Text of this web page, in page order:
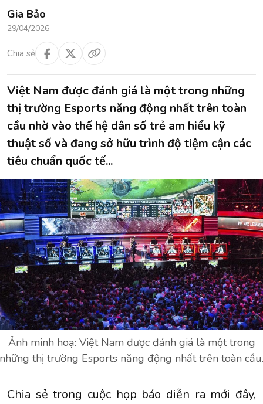
Gia Bảo
29/04/2026
Chia sẻ
Việt Nam được đánh giá là một trong những
thị trường Esports năng động nhất trên toàn
cầu nhờ vào thế hệ dân số trẻ am hiểu kỹ
thuật số và đang sở hữu trình độ tiệm cận các
tiêu chuẩn quốc tế...
Ảnh minh hoạ: Việt Nam được đánh giá là một trong
những thị trường Esports năng động nhất trên toàn cầu.
Chia sẻ trong cuộc họp báo diễn ra mới đây,